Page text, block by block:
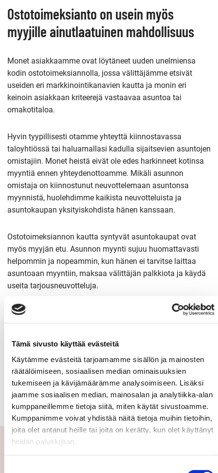
Tämä sivusto käyttää evästeitä
Käytämme evästeitä tarjoamamme sisällön ja mainosten
räätälöimiseen, sosiaalisen median ominaisuuksien
tukemiseen ja kävijämäärämme analysoimiseen. Lisäksi
jaamme sosiaalisen median, mainosalan ja analytiikka-alan
kumppaneillemme tietoja siitä, miten käytät sivustoamme.
Kumppanimme voivat yhdistää näitä tietoja muihin tietoihin,
joita olet antanut heille tai joita on kerätty, kun olet käyttänyt
heidän palvelujaan.
Ostotoimeksianto on usein myös
myyjille ainutlaatuinen mahdollisuus
Monet asiakkaamme ovat löytäneet uuden unelmiensa
kodin ostotoimeksiannolla, jossa välittäjämme etsivät
useiden eri markkinointikanavien kautta ja monin eri
keinoin asiakkaan kriteerejä vastaavaa asuntoa tai
omakotitaloa.
Hyvin tyypillisesti otamme yhteyttä kiinnostavassa
taloyhtiössä tai haluamallasi kadulla sijaitsevien asuntojen
omistajiin. Monet heistä eivät ole edes harkinneet kotinsa
myyntiä ennen yhteydenottoamme. Mikäli asunnon
omistaja on kiinnostunut neuvottelemaan asuntonsa
myynnistä, huolehdimme kaikista neuvotteluista ja
asuntokaupan yksityiskohdista hänen kanssaan.
Ostotoimeksiannon kautta syntyvät asuntokaupat ovat
myös myyjän etu. Asunnon myynti sujuu huomattavasti
helpommin ja nopeammin, kun hänen ei tarvitse laittaa
asuntoaan myyntiin, maksaa välittäjän palkkiota ja käydä
useita tarjousneuvotteluja.
Tilaa Sp-Kodin uutiskirje
Tutustu Säästöpankin asuntolainaan
OTA YHTEYTTÄ